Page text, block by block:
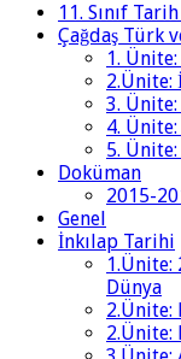
11. Sınıf
Çağdaş Türk
1.
2.Ünite:
3. Ünite:
4.
5.
Doküman
2015-
Genel
İnkılap Tarihi
1.Ünite:
Dünya
2.Ünite: